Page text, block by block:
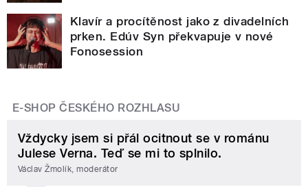
Klavír a procítěnost jako z divadelních
prken. Edúv Syn překvapuje v nové
Fonosession
E-SHOP ČESKÉHO ROZHLASU
Vždycky jsem si přál ocitnout se v románu
Julese Verna. Teď se mi to splnilo.
Václav Žmolík, moderátor